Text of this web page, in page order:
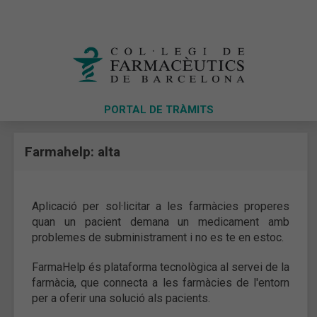
PORTAL DE TRÀMITS
Farmahelp: alta
Aplicació per sol·licitar a les farmàcies properes
quan un pacient demana un medicament amb
problemes de subministrament i no es te en estoc.
FarmaHelp és plataforma tecnològica al servei de la
farmàcia, que connecta a les farmàcies de l'entorn
per a oferir una solució als pacients.